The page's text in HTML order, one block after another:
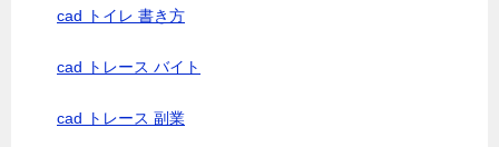
cad トイレ 書き方
cad トレース バイト
cad トレース 副業